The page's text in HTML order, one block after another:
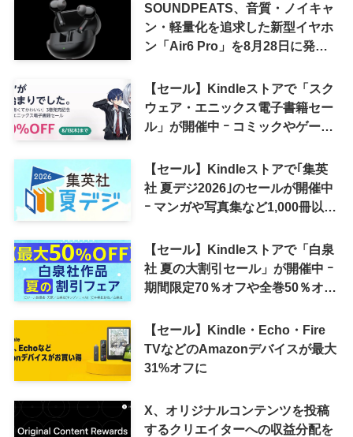
SOUNDPEATS、音質・ノイキャ
ン・軽量化を追求した新型イヤホ
ン「Air6 Pro」を8月28日に発売
【セール】Kindleストアで「スク
ウェア・エニックス電子書籍セー
ル」が開催中 ｰ コミックやゲーム
【セール】Kindleストアで｢集英
社 夏デジ2026｣のセールが開催中
ｰ マンガや写真集など1,000冊以上
【セール】Kindleストアで「白泉
社 夏の大割引セール」が開催中 ｰ
期間限定70％オフや全巻50％オフ
【セール】Kindle・Echo・Fire
TVなどのAmazonデバイスが最大
31%オフに
X、オリジナルコンテンツを投稿
するクリエイターへの収益分配を